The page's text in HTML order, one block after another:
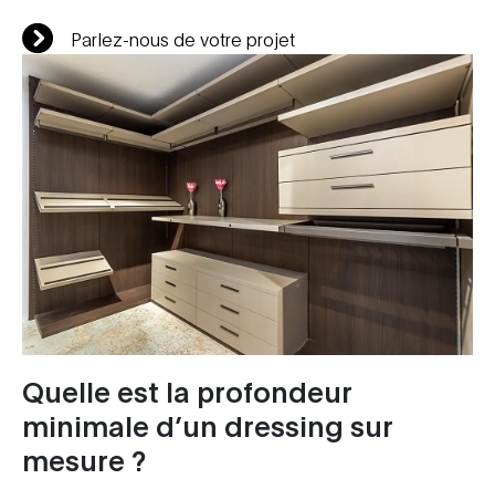
Parlez-nous de votre projet
Quelle est la profondeur
minimale d’un dressing sur
mesure ?